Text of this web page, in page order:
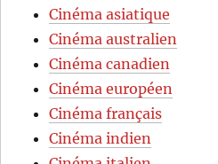
Cinéma asiatique
Cinéma australien
Cinéma canadien
Cinéma européen
Cinéma français
Cinéma indien